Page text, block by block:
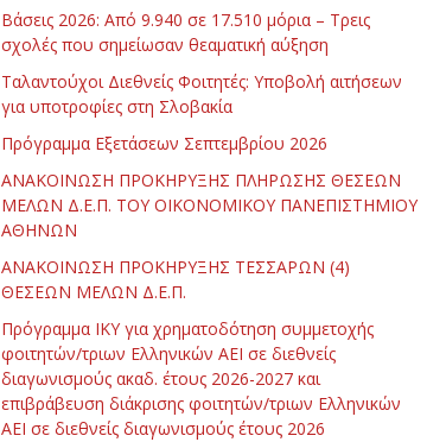
Βάσεις 2026: Από 9.940 σε 17.510 μόρια – Τρεις
σχολές που σημείωσαν θεαματική αύξηση
Ταλαντούχοι Διεθνείς Φοιτητές: Υποβολή αιτήσεων
για υποτροφίες στη Σλοβακία
Πρόγραμμα Εξετάσεων Σεπτεμβρίου 2026
ΑΝΑΚΟΙΝΩΣΗ ΠΡΟΚΗΡΥΞΗΣ ΠΛΗΡΩΣΗΣ ΘΕΣΕΩΝ
ΜΕΛΩΝ Δ.Ε.Π. ΤΟΥ ΟΙΚΟΝΟΜΙΚΟΥ ΠΑΝΕΠΙΣΤΗΜΙΟΥ
ΑΘΗΝΩΝ
ΑΝΑΚΟΙΝΩΣΗ ΠΡΟΚΗΡΥΞΗΣ ΤΕΣΣΑΡΩΝ (4)
ΘΕΣΕΩΝ ΜΕΛΩΝ Δ.Ε.Π.
Πρόγραμμα ΙΚΥ για χρηματοδότηση συμμετοχής
φοιτητών/τριων Ελληνικών ΑΕΙ σε διεθνείς
διαγωνισμούς ακαδ. έτους 2026-2027 και
επιβράβευση διάκρισης φοιτητών/τριων Ελληνικών
ΑΕΙ σε διεθνείς διαγωνισμούς έτους 2026